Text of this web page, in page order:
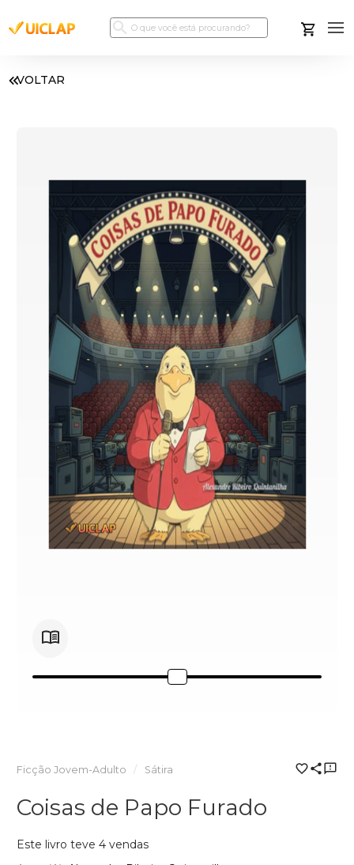
VOLTAR
Ficção Jovem-Adulto Sátira
Coisas de Papo Furado
Este livro teve 4 vendas